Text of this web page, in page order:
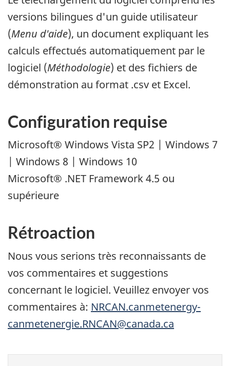
versions bilingues d'un guide utilisateur
(Menu d'aide), un document expliquant les
calculs effectués automatiquement par le
logiciel (Méthodologie) et des fichiers de
démonstration au format .csv et Excel.
Configuration requise
Microsoft® Windows Vista SP2 | Windows 7
| Windows 8 | Windows 10
Microsoft® .NET Framework 4.5 ou
supérieure
Rétroaction
Nous vous serions très reconnaissants de
vos commentaires et suggestions
concernant le logiciel. Veuillez envoyer vos
commentaires à: NRCAN.canmetenergy-
canmetenergie.RNCAN@canada.ca